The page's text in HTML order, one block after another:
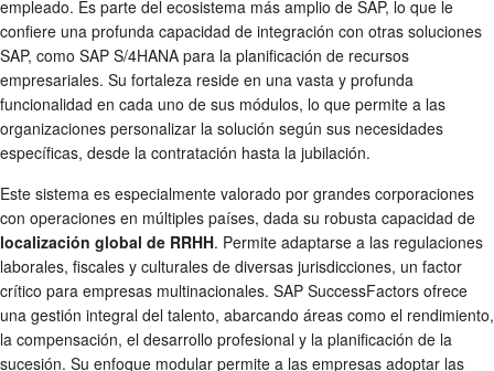
empleado. Es parte del ecosistema más amplio de SAP, lo que le
confiere una profunda capacidad de integración con otras soluciones
SAP, como SAP S/4HANA para la planificación de recursos
empresariales. Su fortaleza reside en una vasta y profunda
funcionalidad en cada uno de sus módulos, lo que permite a las
organizaciones personalizar la solución según sus necesidades
específicas, desde la contratación hasta la jubilación.
Este sistema es especialmente valorado por grandes corporaciones
con operaciones en múltiples países, dada su robusta capacidad de
localización global de RRHH. Permite adaptarse a las regulaciones
laborales, fiscales y culturales de diversas jurisdicciones, un factor
crítico para empresas multinacionales. SAP SuccessFactors ofrece
una gestión integral del talento, abarcando áreas como el rendimiento,
la compensación, el desarrollo profesional y la planificación de la
sucesión. Su enfoque modular permite a las empresas adoptar las